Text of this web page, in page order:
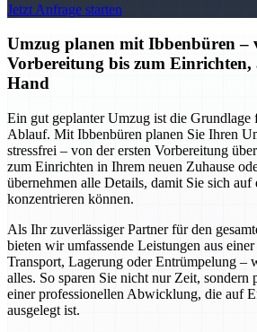
Jetzt Anfrage starten
Umzug planen mit Ibbenbüren –
Vorbereitung bis zum Einrichten,
Hand
Ein gut geplanter Umzug ist die Grundlage
Ablauf. Mit Ibbenbüren planen Sie Ihren
stressfrei – von der ersten Vorbereitung
zum Einrichten in Ihrem neuen Zuhause
übernehmen alle Details, damit Sie sich auf
konzentrieren können.
Als Ihr zuverlässiger Partner für den
bieten wir umfassende Leistungen aus
Transport, Lagerung oder Entrümpelung –
alles. So sparen Sie nicht nur Zeit, sondern
einer professionellen Abwicklung, die auf
ausgelegt ist.